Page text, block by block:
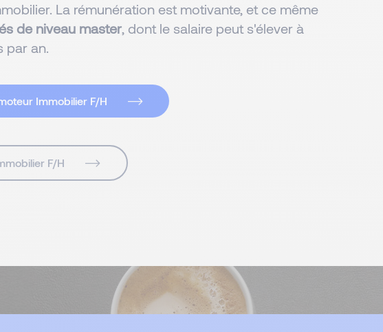
La rémunération est motivante, et ce même
de niveau master, dont le salaire peut s'élever à
par an.
Immobilier F/H
F/H